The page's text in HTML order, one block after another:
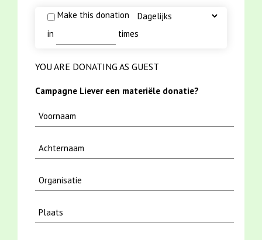
Make this donation
in
times
YOU ARE DONATING AS GUEST
Campagne Liever een materiële donatie?